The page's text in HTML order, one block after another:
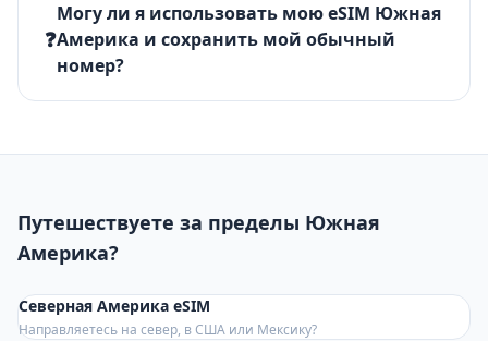
❓
Могу ли я использовать мою eSIM Южная
Америка и сохранить мой обычный
номер?
Путешествуете за пределы Южная
Америка?
Северная Америка eSIM
Направляетесь на север, в США или Мексику?